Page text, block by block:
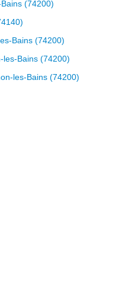
(74200)
Bains (74200)
les-Bains (74200)
les-Bains (74200)